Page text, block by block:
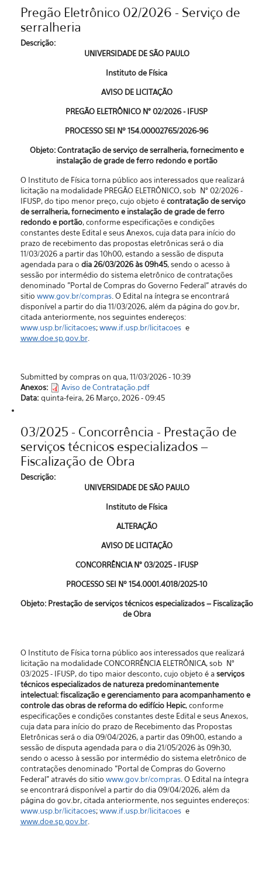
Pregão Eletrônico 02/2026 - Serviço de
serralheria
Descrição:
UNIVERSIDADE DE SÃO PAULO
Instituto de Física
AVISO DE LICITAÇÃO
PREGÃO ELETRÔNICO N° 02/2026 - IFUSP
PROCESSO SEI Nº 154.00002765/2026-96
Objeto: Contratação de serviço de serralheria, fornecimento e
instalação de grade de ferro redondo e portão
O Instituto de Física torna público aos interessados que realizará
licitação na modalidade PREGÃO ELETRÔNICO, sob N° 02/2026 -
IFUSP, do tipo menor preço, cujo objeto écontratação de serviço
de serralheria, fornecimento e instalação de grade de ferro
redondo e portão, conforme especificações e condições
constantes deste Edital e seus Anexos, cuja data para início do
prazo de recebimento das propostas eletrônicas será o dia
11/03/2026 a partir das 10h00, estando a sessão de disputa
agendada para o dia 26/03/2026 às 09h45, sendo o acesso à
sessão por intermédio do sistema eletrônico de contratações
denominado "Portal de Compras do Governo Federal” através do
sitio www.gov.br/compras. O Edital na íntegra se encontrará
disponível a partir do dia 11/03/2026, além da página do gov.br,
citada anteriormente, nos seguintes endereços:
www.usp.br/licitacoes;www.if.usp.br/licitacoese
www.doe.sp.gov.br.
Submitted by compras on qua, 11/03/2026 - 10:39
Anexos:
Aviso de Contratação.pdf
Data: quinta-feira, 26 Março, 2026 - 09:45
03/2025 - Concorrência - Prestação de
serviços técnicos especializados –
Fiscalização de Obra
Descrição:
UNIVERSIDADE DE SÃO PAULO
Instituto de Física
ALTERAÇÃO
AVISO DE LICITAÇÃO
CONCORRÊNCIA N° 03/2025 - IFUSP
PROCESSO SEI Nº 154.0001.4018/2025-10
Objeto: Prestação de serviços técnicos especializados – Fiscalização
de Obra
O Instituto de Física torna público aos interessados que realizará
licitação na modalidade CONCORRÊNCIA ELETRÔNICA, sob N°
03/2025 - IFUSP, do tipo maior desconto, cujo objeto é aserviços
técnicos especializados de natureza predominantemente
intelectual: fiscalização e gerenciamento para acompanhamento e
controle das obras de reforma do edifício Hepic, conforme
especificações e condições constantes deste Edital e seus Anexos,
cuja data para início do prazo de Recebimento das Propostas
Eletrônicas será o dia 09/04/2026, a partir das 09h00, estando a
sessão de disputa agendada para o dia 21/05/2026 às 09h30,
sendo o acesso à sessão por intermédio do sistema eletrônico de
contratações denominado "Portal de Compras do Governo
Federal” através do sitio www.gov.br/compras. O Edital na íntegra
se encontrará disponível a partir do dia 09/04/2026, além da
página do gov.br, citada anteriormente, nos seguintes endereços:
www.usp.br/licitacoes;www.if.usp.br/licitacoese
www.doe.sp.gov.br.